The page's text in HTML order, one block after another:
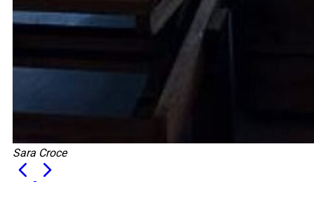
Sara Croce